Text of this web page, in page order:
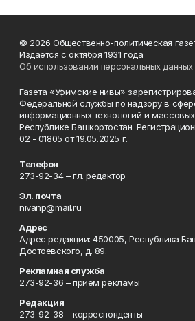
© 2026 Общественно-политическая
Издаётся с октября 1931 года
Об использовании персональных данных
Газета «Уфимские нивы»
Федеральной службы по надзору в
информационных технологий и
Республике Башкортостан.
02 - 01805 от 19.05.2025 г.
Телефон
273-92-34 – гл. редактор
Эл. почта
nivanp@mail.ru
Адрес
Адрес редакции: 450005, Республика
Достоевского, д. 89.
Рекламная служба
273-92-36 – приём рекламы
Редакция
273-92-38 – корреспонденты